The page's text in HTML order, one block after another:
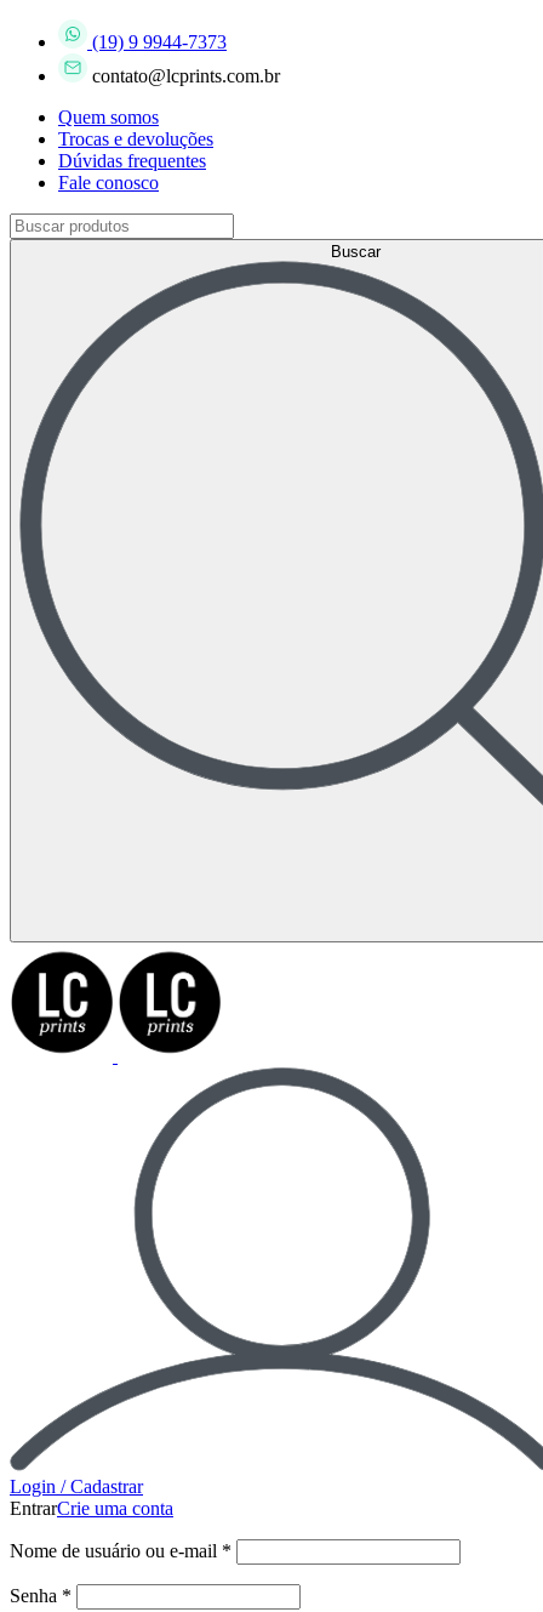
(19) 9 9944-7373
contato@lcprints.com.br
Quem somos
Trocas e devoluções
Dúvidas frequentes
Fale conosco
Buscar
Login / Cadastrar
EntrarCrie uma conta
Nome de usuário ou e-mail *
Senha *